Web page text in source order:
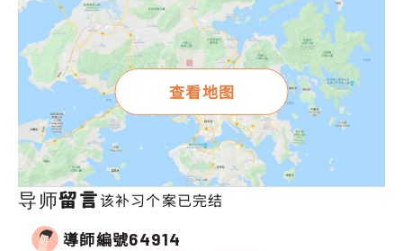
查看地图
导师留言该补习个案已完结
導師編號64914